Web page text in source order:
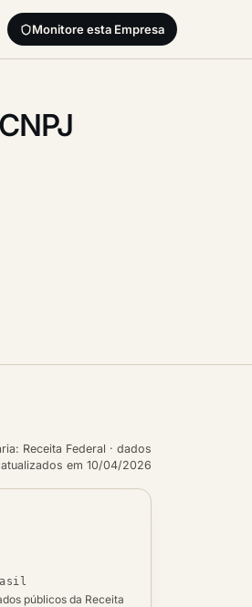
Monitore esta Empresa
Receita Federal · dados
em 10/04/2026
públicos da Receita